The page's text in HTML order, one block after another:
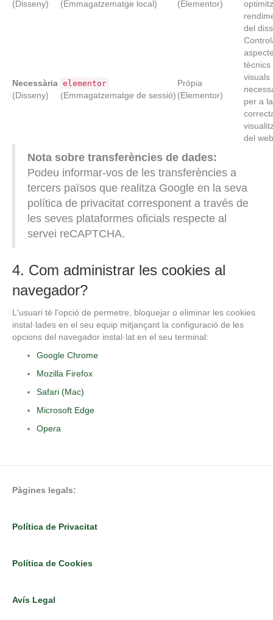
(Disseny) (Emmagatzematge local) (Elementor)
del
Necessària
(Disseny)
elementor
(Emmagatzematge de sessió)
Pròpia
(Elementor)
tècnics
visuals
per a la
del
Nota sobre transferències de dades:
Podeu informar-vos de les transferències a
tercers països que realitza Google en la seva
política de privacitat corresponent a través de
les seves plataformes oficials respecte al
servei reCAPTCHA.
4. Com administrar les cookies al
navegador?
L'usuari té l'opció de permetre, bloquejar o eliminar les cookies
instal·lades en el seu equip mitjançant la configuració de les
opcions del navegador instal·lat en el seu terminal:
Google Chrome
Mozilla Firefox
Safari (Mac)
Microsoft Edge
Opera
Pàgines legals:
Política de Privacitat
Política de Cookies
Avís Legal